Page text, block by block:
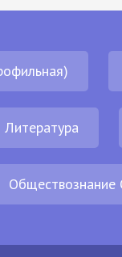
Литература
Обществознание